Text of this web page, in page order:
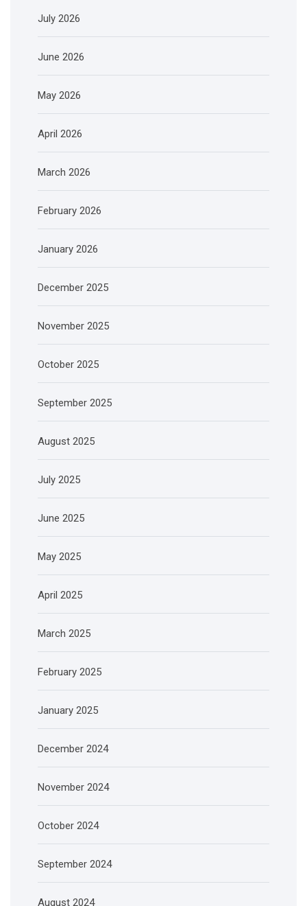
July 2026
June 2026
May 2026
April 2026
March 2026
February 2026
January 2026
December 2025
November 2025
October 2025
September 2025
August 2025
July 2025
June 2025
May 2025
April 2025
March 2025
February 2025
January 2025
December 2024
November 2024
October 2024
September 2024
August 2024